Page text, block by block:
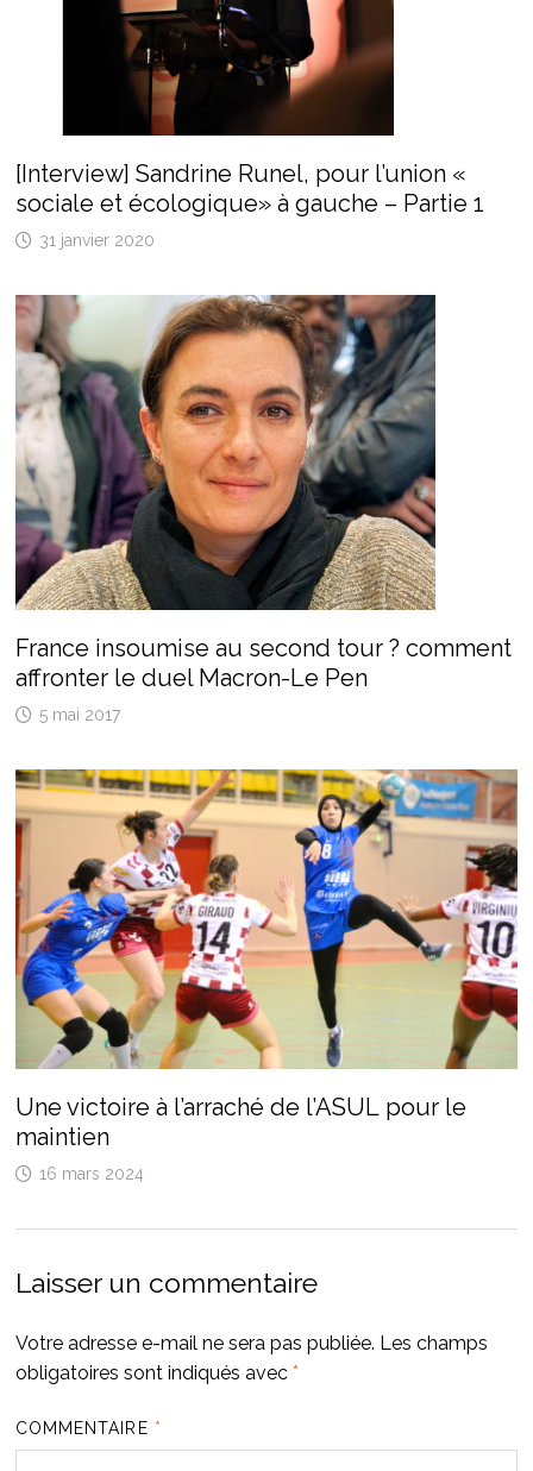
[Interview] Sandrine Runel, pour l’union «
sociale et écologique» à gauche – Partie 1
31 janvier 2020
France insoumise au second tour ? comment
affronter le duel Macron-Le Pen
5 mai 2017
Une victoire à l’arraché de l’ASUL pour le
maintien
16 mars 2024
Laisser un commentaire
Votre adresse e-mail ne sera pas publiée. Les champs
obligatoires sont indiqués avec *
COMMENTAIRE *